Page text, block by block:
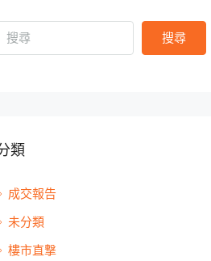
搜尋
類
成交報告
未分類
樓市直撃